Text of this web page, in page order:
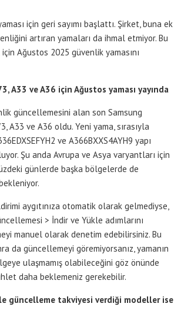
için geri sayımı başlattı. Şirket, buna ek
artıran yamaları da ihmal etmiyor. Bu
Ağustos 2025 güvenlik yamasını
A33 ve A36 için Ağustos yaması yayında
güncellemesini alan son Samsung
A33 ve A36 oldu. Yeni yama, sırasıyla
ve A366BXXS4AYH9 yapı
Şu anda Avrupa ve Asya varyantları için
günlerde başka bölgelerde de
aygıtınıza otomatik olarak gelmediyse,
> İndir ve Yükle adımlarını
manuel olarak denetim edebilirsiniz. Bu
da güncellemeyi göremiyorsanız, yamanın
ulaşmamış olabileceğini göz önünde
daha beklemeniz gerekebilir.
güncelleme takviyesi verdiği modeller ise